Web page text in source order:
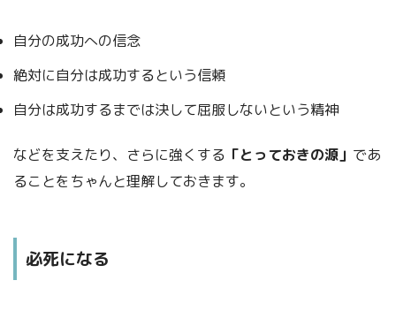
自分の成功への信念
絶対に自分は成功するという信頼
自分は成功するまでは決して屈服しないという精神
などを支えたり、さらに強くする 「とっておきの源」 であ
ることをちゃんと理解しておきます。
必死になる